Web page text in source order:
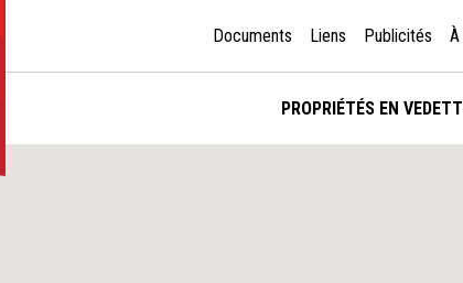
Documents Liens Publicités
PROPRIÉTÉS EN